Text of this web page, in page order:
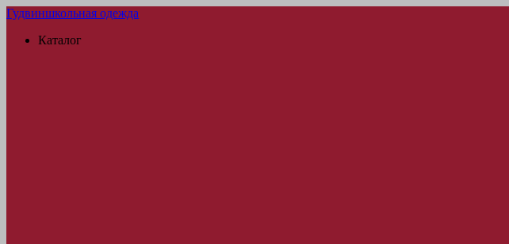
Гудвиншкольная одежда
Каталог